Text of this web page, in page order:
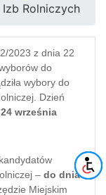
Rolniczych
2023 z dnia 22
do
wybory do
Dzień
24 września
– do dnia
Miejskim